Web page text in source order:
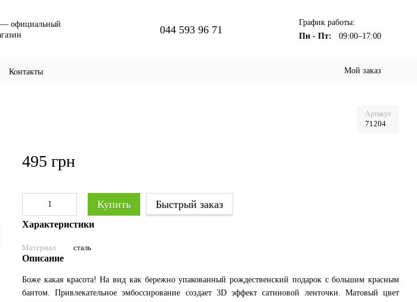
044 593 96 71
График работы:
Пн - Пт:
09:00–17:00
Контакты Мой заказ
Артикул
71204
495 грн
Купить Быстрый заказ
Характеристики
Материал сталь
Описание
Боже какая красота! На вид как бережно упакованный рождественский подарок с большим красным
бантом. Привлекательное эмбоссирование создает 3D эффект сатиновой ленточки. Матовый цвет